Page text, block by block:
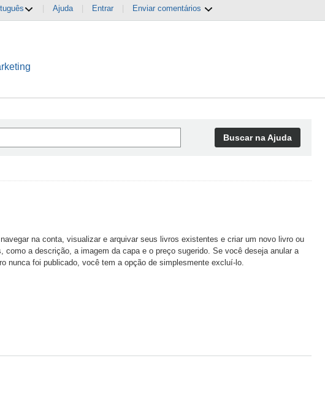
Ajuda Entrar Enviar comentários
Buscar na Ajuda
na conta, visualizar e arquivar seus livros existentes e criar um novo livro ou
a descrição, a imagem da capa e o preço sugerido. Se você deseja anular a
nunca foi publicado, você tem a opção de simplesmente excluí-lo.